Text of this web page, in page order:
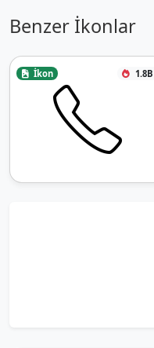
Benzer İkonlar
İkon 1.8B